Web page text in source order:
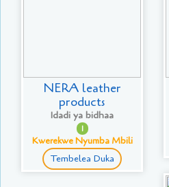
NERA leather
products
Idadi ya bidhaa
1
Kwerekwe Nyumba Mbili
Tembelea Duka